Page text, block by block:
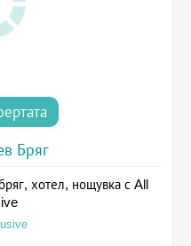
Бряг
хотел, нощувка с All